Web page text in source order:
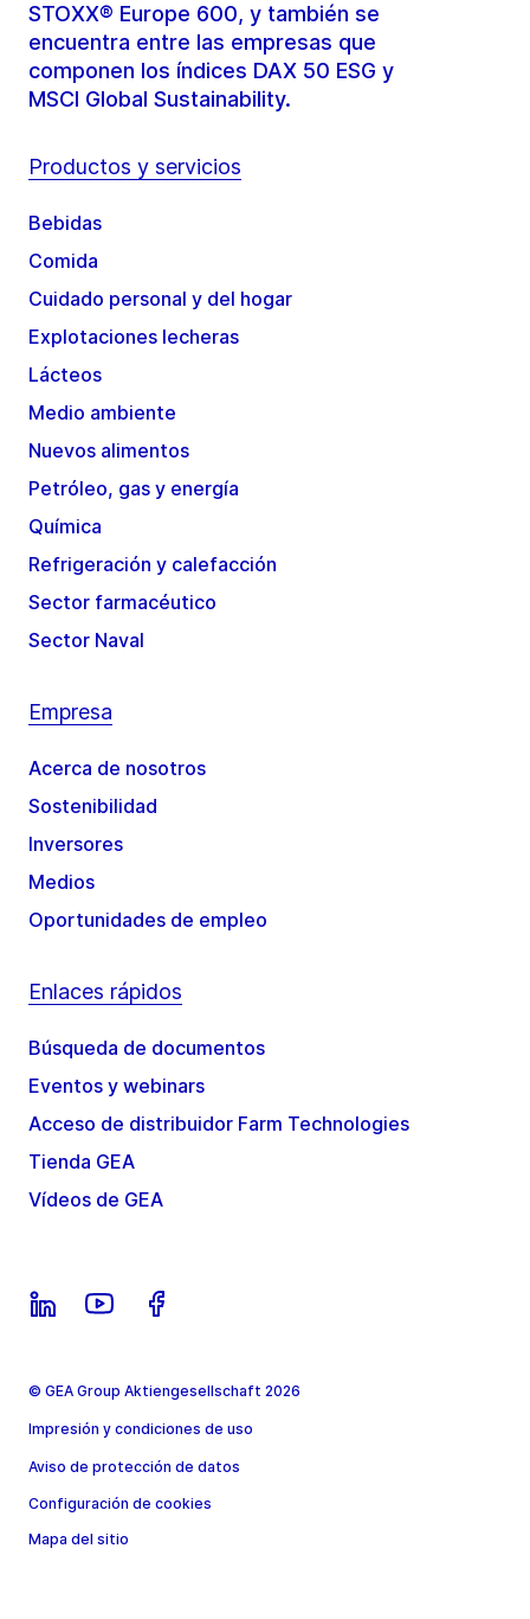
STOXX® Europe 600, y también se
encuentra entre las empresas que
componen los índices DAX 50 ESG y
MSCI Global Sustainability.
Productos y servicios
Bebidas
Comida
Cuidado personal y del hogar
Explotaciones lecheras
Lácteos
Medio ambiente
Nuevos alimentos
Petróleo, gas y energía
Química
Refrigeración y calefacción
Sector farmacéutico
Sector Naval
Empresa
Acerca de nosotros
Sostenibilidad
Inversores
Medios
Oportunidades de empleo
Enlaces rápidos
Búsqueda de documentos
Eventos y webinars
Acceso de distribuidor Farm Technologies
Tienda GEA
Vídeos de GEA
© GEA Group Aktiengesellschaft 2026
Impresión y condiciones de uso
Aviso de protección de datos
Configuración de cookies
Mapa del sitio